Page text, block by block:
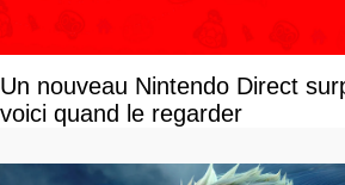
Un nouveau Nintendo Direct
voici quand le regarder